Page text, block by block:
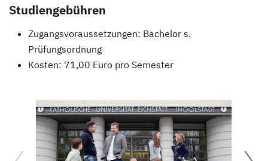
Studiengebühren
Zugangsvoraussetzungen: Bachelor s.
Prüfungsordnung
Kosten: 71,00 Euro pro Semester